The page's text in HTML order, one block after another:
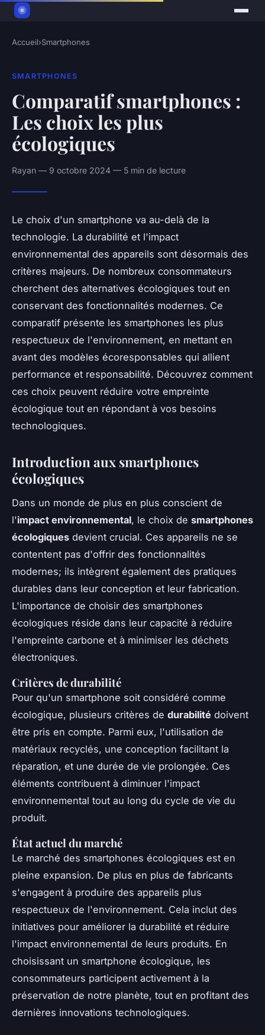
Accueil›Smartphones
SMARTPHONES
Comparatif smartphones :
Les choix les plus
écologiques
Rayan — 9 octobre 2024 — 5 min de lecture
Le choix d'un smartphone va au-delà de la
technologie. La durabilité et l'impact
environnemental des appareils sont désormais des
critères majeurs. De nombreux consommateurs
cherchent des alternatives écologiques tout en
conservant des fonctionnalités modernes. Ce
comparatif présente les smartphones les plus
respectueux de l'environnement, en mettant en
avant des modèles écoresponsables qui allient
performance et responsabilité. Découvrez comment
ces choix peuvent réduire votre empreinte
écologique tout en répondant à vos besoins
technologiques.
Introduction aux smartphones
écologiques
Dans un monde de plus en plus conscient de
l'impact environnemental, le choix de smartphones
écologiques devient crucial. Ces appareils ne se
contentent pas d'offrir des fonctionnalités
modernes; ils intègrent également des pratiques
durables dans leur conception et leur fabrication.
L'importance de choisir des smartphones
écologiques réside dans leur capacité à réduire
l'empreinte carbone et à minimiser les déchets
électroniques.
Critères de durabilité
Pour qu'un smartphone soit considéré comme
écologique, plusieurs critères de durabilité doivent
être pris en compte. Parmi eux, l'utilisation de
matériaux recyclés, une conception facilitant la
réparation, et une durée de vie prolongée. Ces
éléments contribuent à diminuer l'impact
environnemental tout au long du cycle de vie du
produit.
État actuel du marché
Le marché des smartphones écologiques est en
pleine expansion. De plus en plus de fabricants
s'engagent à produire des appareils plus
respectueux de l'environnement. Cela inclut des
initiatives pour améliorer la durabilité et réduire
l'impact environnemental de leurs produits. En
choisissant un smartphone écologique, les
consommateurs participent activement à la
préservation de notre planète, tout en profitant des
dernières innovations technologiques.